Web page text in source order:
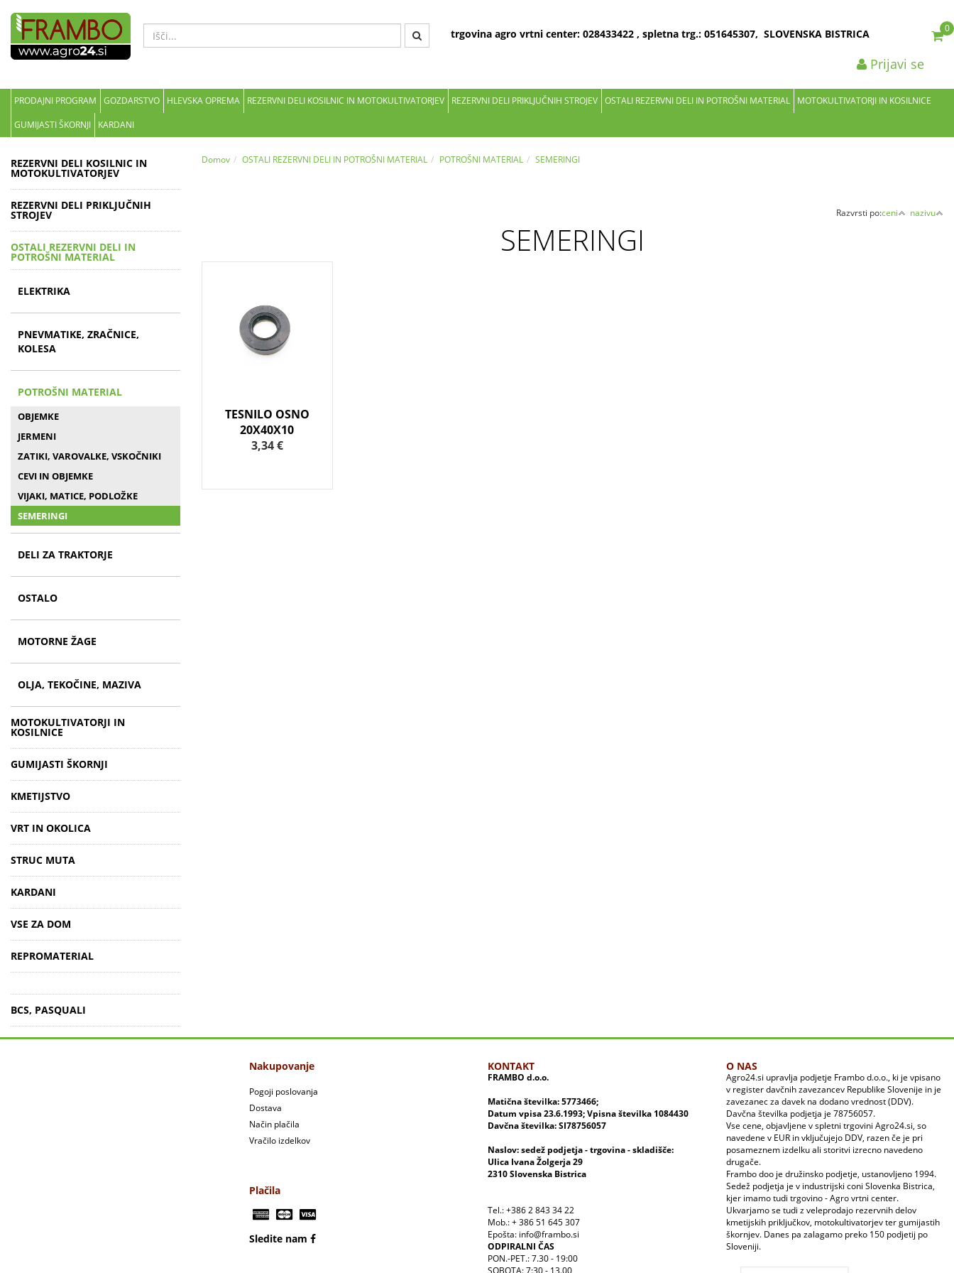
trgovina agro vrtni center: 028433422 , spletna trg.: 051645307, SLOVENSKA BISTRICA 0
Prijavi se
PRODAJNI PROGRAM GOZDARSTVO HLEVSKA OPREMA REZERVNI DELI KOSILNIC IN MOTOKULTIVATORJEV REZERVNI DELI PRIKLJUČNIH STROJEV OSTALI REZERVNI DELI IN POTROŠNI MATERIAL
MOTOKULTIVATORJI IN KOSILNICE
GUMIJASTI ŠKORNJI
KARDANI
REZERVNI DELI KOSILNIC IN
MOTOKULTIVATORJEV
REZERVNI DELI PRIKLJUČNIH
STROJEV
OSTALI REZERVNI DELI IN
POTROŠNI MATERIAL
ELEKTRIKA
PNEVMATIKE, ZRAČNICE,
KOLESA
POTROŠNI MATERIAL
OBJEMKE
JERMENI
ZATIKI, VAROVALKE, VSKOČNIKI
CEVI IN OBJEMKE
VIJAKI, MATICE, PODLOŽKE
SEMERINGI
DELI ZA TRAKTORJE
OSTALO
MOTORNE ŽAGE
OLJA, TEKOČINE, MAZIVA
MOTOKULTIVATORJI IN
KOSILNICE
GUMIJASTI ŠKORNJI
KMETIJSTVO
VRT IN OKOLICA
STRUC MUTA
KARDANI
VSE ZA DOM
REPROMATERIAL
BCS, PASQUALI
Domov OSTALI REZERVNI DELI IN POTROŠNI MATERIAL POTROŠNI MATERIAL SEMERINGI
Razvrsti po:ceni nazivu
SEMERINGI
TESNILO OSNO
20X40X10
3,34 €
Nakupovanje
Pogoji poslovanja
Dostava
Način plačila
Vračilo izdelkov
Plačila
Sledite nam
KONTAKT
FRAMBO d.o.o.
Matična številka: 5773466;
Datum vpisa 23.6.1993; Vpisna številka 1084430
Davčna številka: SI78756057
Naslov: sedež podjetja - trgovina - skladišče:
Ulica Ivana Žolgerja 29
2310 Slovenska Bistrica
Tel.: +386 2 843 34 22
Mob.: + 386 51 645 307
Epošta: info@frambo.si
ODPIRALNI ČAS
PON.-PET.: 7.30 - 19:00
SOBOTA: 7:30 - 13.00
O NAS
Agro24.si upravlja podjetje Frambo d.o.o., ki je vpisano
v register davčnih zavezancev Republike Slovenije in je
zavezanec za davek na dodano vrednost (DDV).
Davčna številka podjetja je 78756057.
Vse cene, objavljene v spletni trgovini Agro24.si, so
navedene v EUR in vključujejo DDV, razen če je pri
posameznem izdelku ali storitvi izrecno navedeno
drugače.
Frambo doo je družinsko podjetje, ustanovljeno 1994.
Sedež podjetja je v industrijski coni Slovenka Bistrica,
kjer imamo tudi trgovino - Agro vrtni center.
Ukvarjamo se tudi z veleprodajo rezervnih delov
kmetijskih priključkov, motokultivatorjev ter gumijastih
škornjev. Danes pa zalagamo preko 150 podjetij po
Sloveniji.